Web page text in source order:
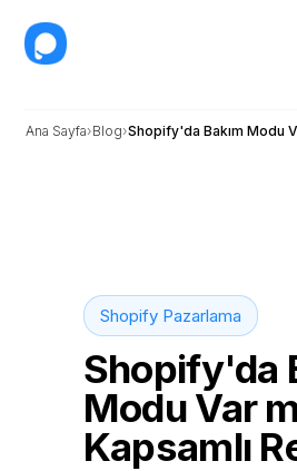
Ana Sayfa Blog Shopify'da Bakım Modu
Shopify Pazarlama
Shopify'da
Modu Var
Kapsamlı